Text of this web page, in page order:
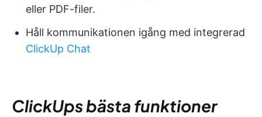
eller PDF-filer.
Håll kommunikationen igång med integrerad
ClickUp Chat
ClickUps bästa funktioner